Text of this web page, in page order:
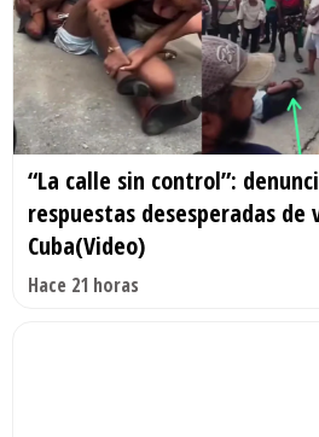
“La calle sin control”:
respuestas desesperadas de
Cuba(Video)
Hace 21 horas